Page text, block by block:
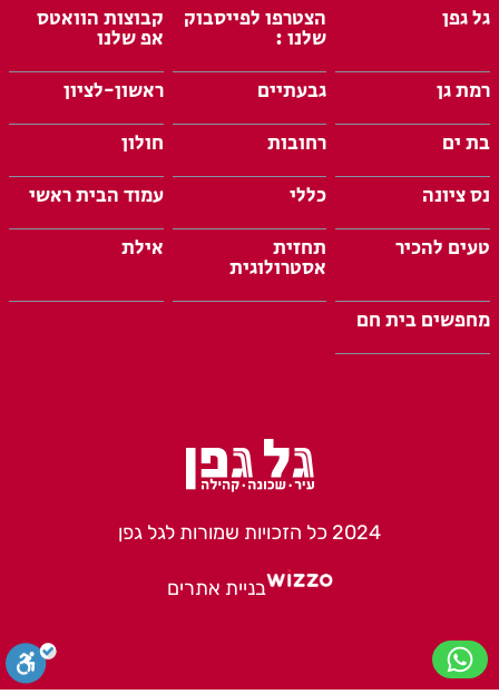
גל גפן הצטרפו לפייסבוק
שלנו :
קבוצות הוואטס
אפ שלנו
רמת גן
גבעתיים
ראשון-לציון
בת ים
רחובות
חולון
נס ציונה
כללי
עמוד הבית ראשי
טעים להכיר
תחזית
אסטרולוגית
אילת
מחפשים בית חם
2024 כל הזכויות שמורות לגל גפן
בניית אתרים